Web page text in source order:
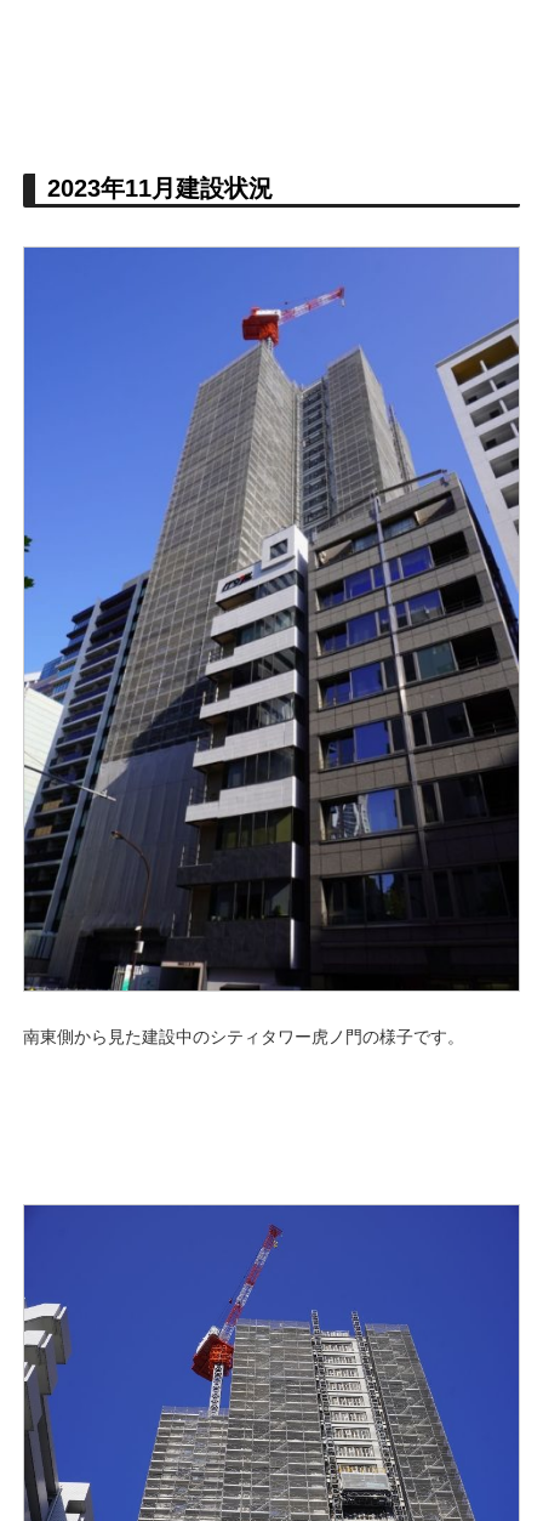
2023年11月建設状況
南東側から見た建設中のシティタワー虎ノ門の様子です。